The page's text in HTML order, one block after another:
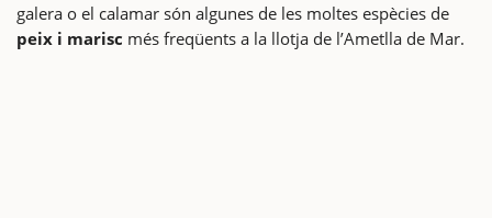
galera o el calamar són algunes de les moltes espècies de
peix i marisc més freqüents a la llotja de l’Ametlla de Mar.